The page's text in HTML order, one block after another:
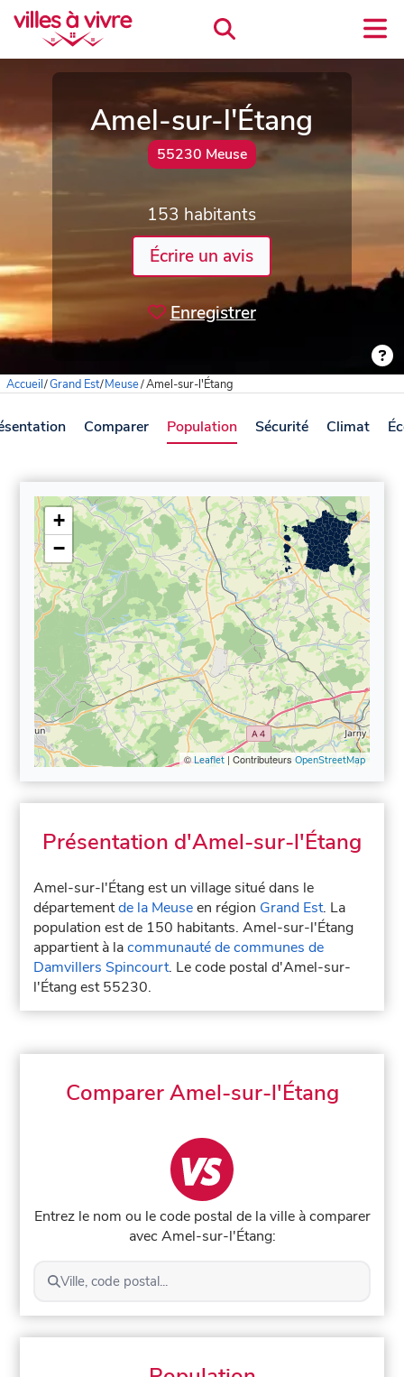
Amel-sur-l'Étang
55230 Meuse
153 habitants
Écrire un avis
Enregistrer
Accueil/Grand Est/Meuse/Amel-sur-l'Étang
Comparer Population Sécurité Climat
+
−
©Leaflet| Contributeurs OpenStreetMap
Présentation d'Amel-sur-l'Étang
Amel-sur-l'Étang est un village situé dans le
départementde la Meuseen région Grand Est. La
population est de 150 habitants. Amel-sur-l'Étang
appartient à lacommunauté de communes de
Damvillers Spincourt. Le code postal d'Amel-sur-
l'Étang est 55230.
Comparer Amel-sur-l'Étang
Entrez le nom ou le code postal de la ville à comparer
avec Amel-sur-l'Étang:
Ville, code postal...